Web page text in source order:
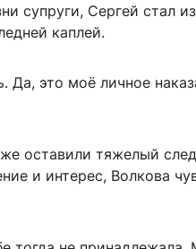
супруги, Сергей стал
каплей.
Да, это моё личное
оставили тяжелый
и интерес, Волкова